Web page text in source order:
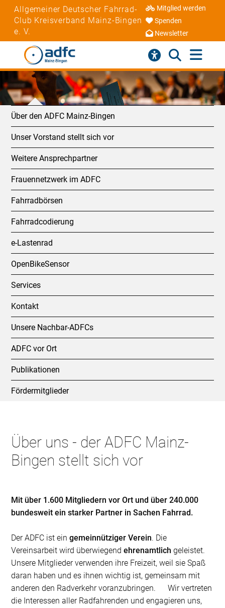
Allgemeiner Deutscher Fahrrad-
Club Kreisverband Mainz-Bingen
e. V.
Mitglied werden
Spenden
Newsletter
Über den ADFC Mainz-Bingen
Unser Vorstand stellt sich vor
Weitere Ansprechpartner
Frauennetzwerk im ADFC
Fahrradbörsen
Fahrradcodierung
e-Lastenrad
OpenBikeSensor
Services
Kontakt
Unsere Nachbar-ADFCs
ADFC vor Ort
Publikationen
Fördermitglieder
Über uns - der ADFC Mainz-
Bingen stellt sich vor
Mit über 1.600 Mitgliedern vor Ort und über 240.000
bundesweit ein starker Partner in Sachen Fahrrad.
Der ADFC ist eingemeinnütziger Verein. Die
Vereinsarbeit wird überwiegendehrenamtlich geleistet.
Unsere Mitglieder verwenden ihre Freizeit, weil sie Spaß
daran haben und es ihnen wichtig ist, gemeinsam mit
anderen den Radverkehr voranzubringen. Wir vertreten
die Interessen aller Radfahrenden und engagieren uns,